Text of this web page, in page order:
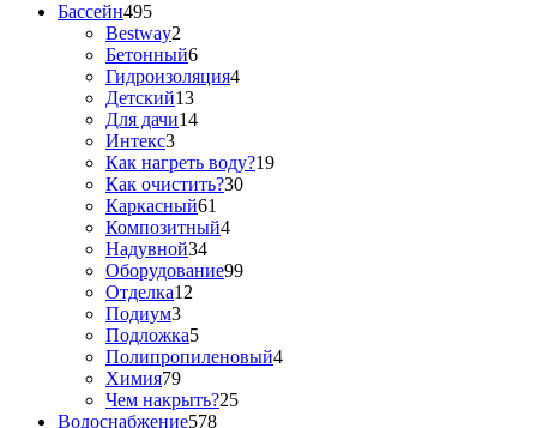
Бассейн495
Bestway2
Бетонный6
Гидроизоляция4
Детский13
Для дачи14
Интекс3
Как нагреть воду?19
Как очистить?30
Каркасный61
Композитный4
Надувной34
Оборудование99
Отделка12
Подиум3
Подложка5
Полипропиленовый4
Химия79
Чем накрыть?25
Водоснабжение578